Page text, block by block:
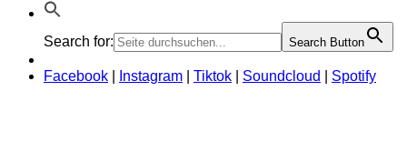
Search for: Search Button
Facebook Instagram Tiktok Soundcloud Spotify